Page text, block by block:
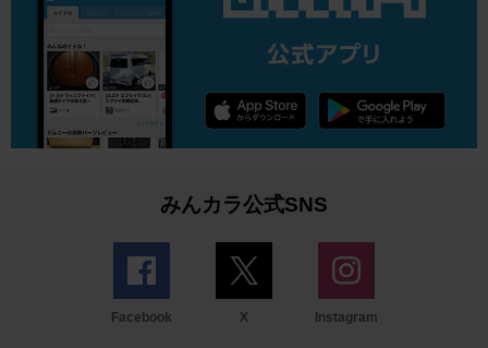
みんカラ公式SNS
Facebook X Instagram